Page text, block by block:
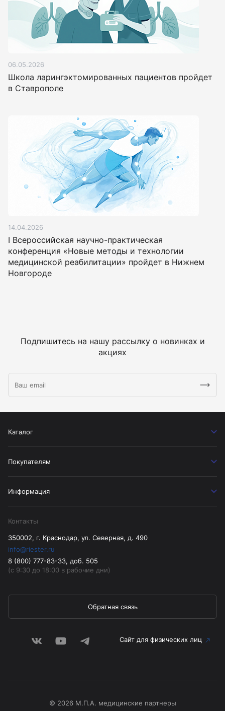
06.05.2026
Школа ларингэктомированных пациентов пройдет
в Ставрополе
14.04.2026
I Всероссийская научно-практическая
конференция «Новые методы и технологии
медицинской реабилитации» пройдет в Нижнем
Новгороде
Подпишитесь на нашу рассылку о новинках и
акциях
Каталог
Покупателям
Информация
Контакты
350002, г. Краснодар, ул. Северная, д. 490
info@riester.ru
8 (800) 777-83-33, доб. 505
(с 9:30 до 18:00 в рабочие дни)
Обратная связь
Сайт для физических лиц
© 2026 М.П.А. медицинские партнеры